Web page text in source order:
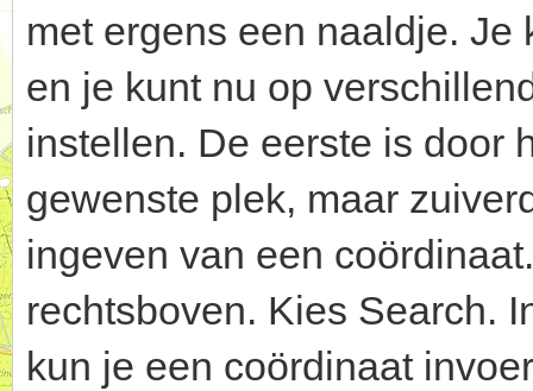
met ergens een naaldje. Je
en je kunt nu op
instellen. De eerste is door
gewenste plek, maar
ingeven van een
rechtsboven. Kies Search.
kun je een coördinaat